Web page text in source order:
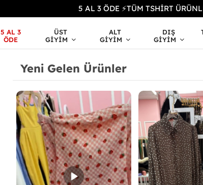
5 AL 3 ÖDE ⚡TÜM TSHİRT
5 AL 3
ÖDE
ÜST
GIYIM
ALT
GIYIM
DIŞ
GIYIM
Yeni Gelen Ürünler